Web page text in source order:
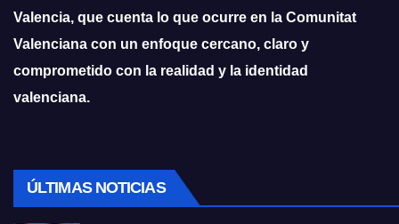
Valencia, que cuenta lo que ocurre en la Comunitat
Valenciana con un enfoque cercano, claro y
comprometido con la realidad y la identidad
valenciana.
ÚLTIMAS NOTICIAS